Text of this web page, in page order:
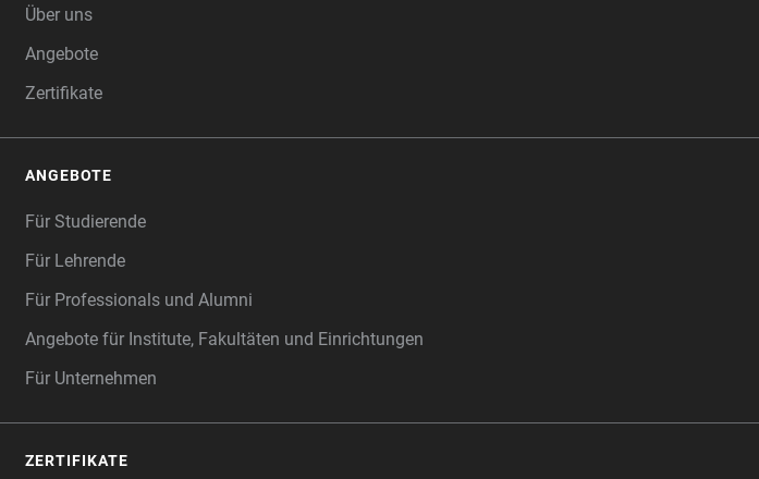
Über uns
Angebote
Zertifikate
ANGEBOTE
Für Studierende
Für Lehrende
Für Professionals und Alumni
Angebote für Institute, Fakultäten und Einrichtungen
Für Unternehmen
ZERTIFIKATE